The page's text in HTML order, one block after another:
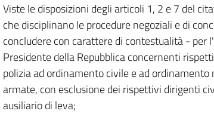
Viste le disposizioni degli articoli 1, 2 e 7 del
che disciplinano le procedure negoziali e di
concludere con carattere di contestualità - per
Presidente della Repubblica concernenti
polizia ad ordinamento civile e ad
armate, con esclusione dei rispettivi dirigenti
ausiliario di leva;